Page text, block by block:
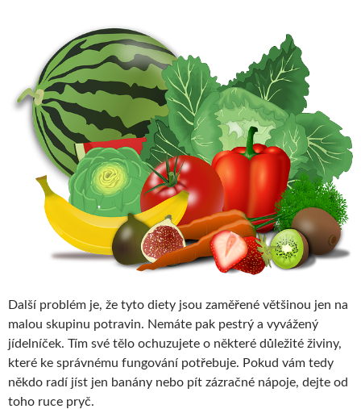
Další problém je, že tyto diety jsou zaměřené většinou jen na
malou skupinu potravin. Nemáte pak pestrý a vyvážený
jídelníček. Tím své tělo ochuzujete o některé důležité živiny,
které ke správnému fungování potřebuje. Pokud vám tedy
někdo radí jíst jen banány nebo pít zázračné nápoje, dejte od
toho ruce pryč.